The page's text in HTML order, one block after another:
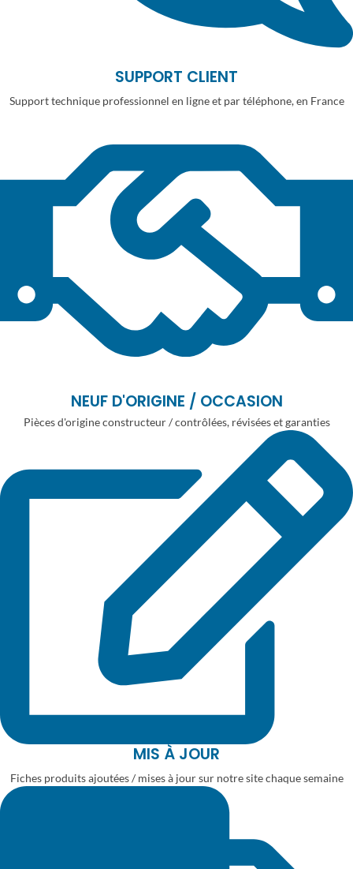
SUPPORT CLIENT
Support technique professionnel en ligne et par téléphone, en France
NEUF D'ORIGINE / OCCASION
Pièces d'origine constructeur / contrôlées, révisées et garanties
MIS À JOUR
Fiches produits ajoutées / mises à jour sur notre site chaque semaine